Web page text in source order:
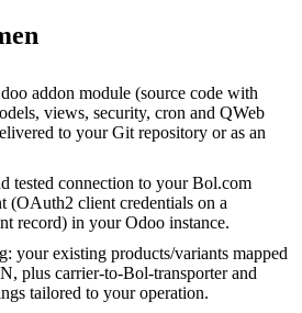
addon module (source code with
views, security, cron and QWeb
to your Git repository or as an
tested connection to your Bol.com
(OAuth2 client credentials on a
record) in your Odoo instance.
your existing products/variants mapped
plus carrier-to-Bol-transporter and
tailored to your operation.